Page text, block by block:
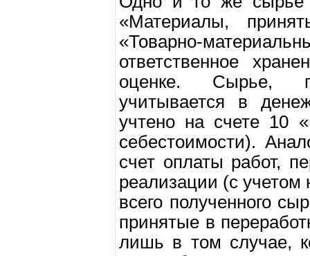
«Материалы,
«Товарно-
ответственное
оценке. Сырье,
учитывается в
учтено на счете 10
себестоимости).
счет оплаты работ,
реализации (с
всего полученного
принятые в
лишь в том случае,